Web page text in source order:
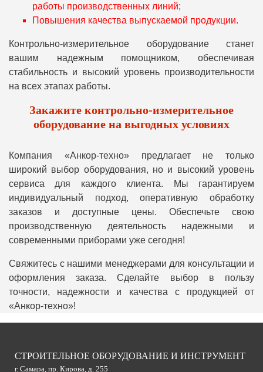
работы производственных линий;
Повышения качества выпускаемой продукции.
Контрольно-измерительное оборудование станет
вашим надежным помощником, обеспечивая
стабильность и высокий уровень производительности
на всех этапах работы.
Закажите контрольно-измерительное
оборудование на выгодных условиях
Компания «Анкор-техно» предлагает не только
широкий выбор оборудования, но и высокий уровень
сервиса для каждого клиента. Мы гарантируем
индивидуальный подход, оперативную обработку
заказов и доступные цены. Обеспечьте свою
производственную деятельность надежными и
современными приборами уже сегодня!
Свяжитесь с нашими менеджерами для консультации и
оформления заказа. Сделайте выбор в пользу
точности, надежности и качества с продукцией от
«Анкор-техно»!
СТРОИТЕЛЬНОЕ ОБОРУДОВАНИЕ И ИНСТРУМЕНТ
г. Самара, пр. Кирова, д. 255